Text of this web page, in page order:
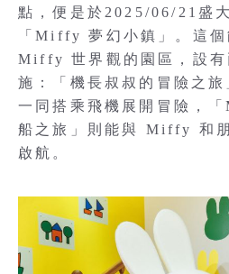
點，便是於2025/06/21盛
「Miffy 夢幻小鎮」。這個
Miffy 世界觀的園區，設有
施：「機長叔叔的冒險之
一同搭乘飛機展開冒險，
船之旅」則能與 Miffy 和
啟航。